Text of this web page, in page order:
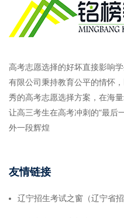
高考志愿选择的好坏直接影响
有限公司秉持教育公平的情怀
秀的高考志愿选择方案，在海
让高三考生在高考冲刺的“最后
外一段辉煌
友情链接
辽宁招生考试之窗（辽宁省招